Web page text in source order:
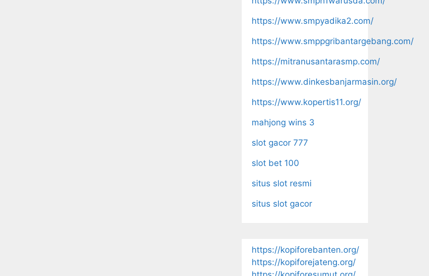
https://www.smpyadika2.com/
https://www.smppgribantargebang.com/
https://mitranusantarasmp.com/
https://www.dinkesbanjarmasin.org/
https://www.kopertis11.org/
mahjong wins 3
slot gacor 777
slot bet 100
situs slot resmi
situs slot gacor
https://kopiforebanten.org/
https://kopiforejateng.org/